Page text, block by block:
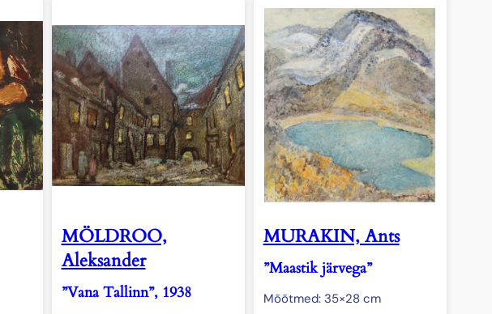
MÖLDROO,
Aleksander
”Vana Tallinn”, 1938
MURAKIN, Ants
”Maastik järvega”
Mõõtmed: 35×28 cm